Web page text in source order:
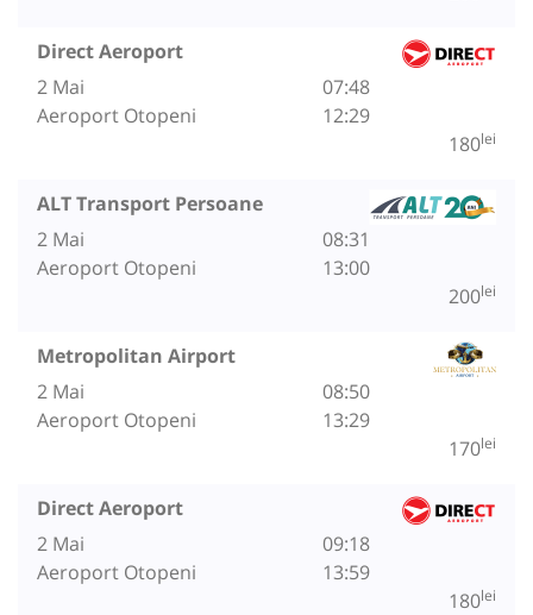
Direct Aeroport
2 Mai
Aeroport Otopeni
07:48
12:29
180lei
ALT Transport Persoane
2 Mai
Aeroport Otopeni
08:31
13:00
200lei
Metropolitan Airport
2 Mai
Aeroport Otopeni
08:50
13:29
170lei
Direct Aeroport
2 Mai
Aeroport Otopeni
09:18
13:59
180lei